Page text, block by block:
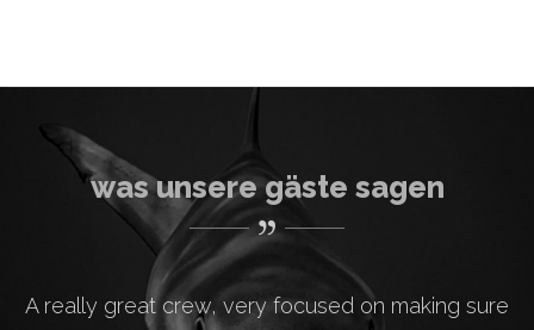
was unsere gäste sagen
A really great crew, very focused on making sure